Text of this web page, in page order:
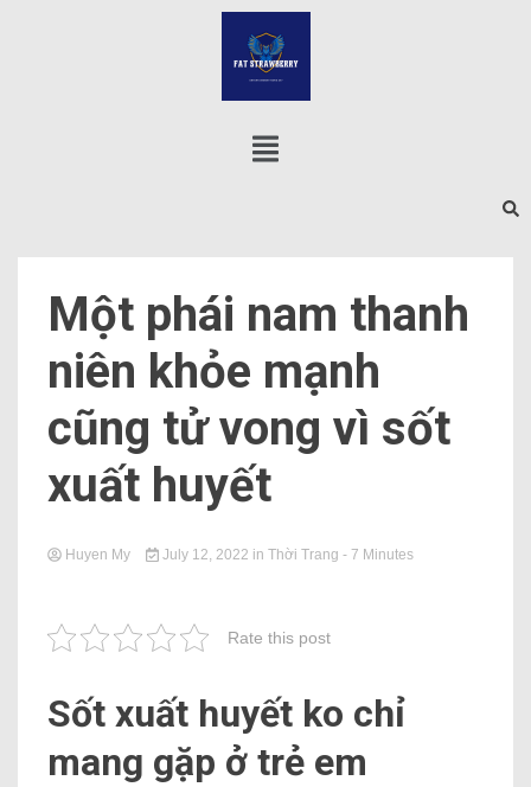
Một phái nam thanh
niên khỏe mạnh
cũng tử vong vì sốt
xuất huyết
Huyen My July 12, 2022 in Thời Trang - 7 Minutes
Rate this post
Sốt xuất huyết ko chỉ
mang gặp ở trẻ em